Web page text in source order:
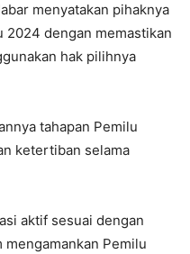
menyatakan pihaknya
2024 dengan memastikan
hak pilihnya
tahapan Pemilu
ketertiban selama
aktif sesuai dengan
Pemilu